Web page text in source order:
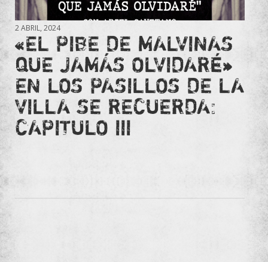
2 ABRIL, 2024
«EL PIBE DE MALVINAS
QUE JAMÁS OLVIDARÉ»
EN LOS PASILLOS DE LA
VILLA SE RECUERDA:
CAPITULO III